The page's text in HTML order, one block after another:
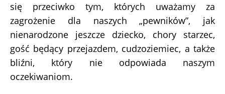
się przeciwko tym, których uważamy za
zagrożenie dla naszych „pewników”, jak
nienarodzone jeszcze dziecko, chory starzec,
gość będący przejazdem, cudzoziemiec, a także
bliźni, który nie odpowiada naszym
oczekiwaniom.